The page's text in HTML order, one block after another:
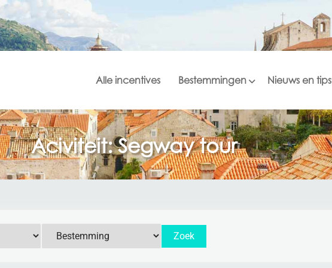
Alle incentives Bestemmingen Nieuws en tips
Aciviteit: Segway tour
Zoek